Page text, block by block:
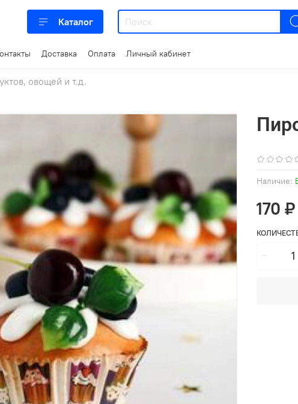
Каталог
Доставка Оплата Личный кабинет
овощей и т.д.
Наличие:
170 ₽